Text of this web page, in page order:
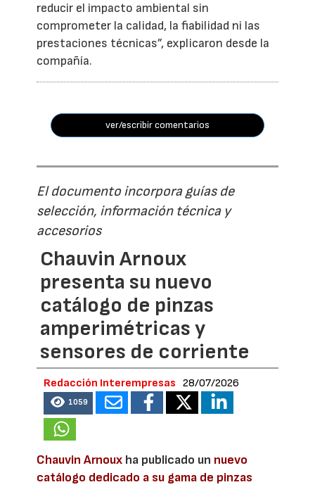
reducir el impacto ambiental sin
comprometer la calidad, la fiabilidad ni las
prestaciones técnicas”, explicaron desde la
compañía.
ver/escribir comentarios
El documento incorpora guías de
selección, información técnica y
accesorios
Chauvin Arnoux
presenta su nuevo
catálogo de pinzas
amperimétricas y
sensores de corriente
Redacción Interempresas 28/07/2026
1059
Chauvin Arnoux ha publicado un nuevo
catálogo dedicado a su gama de pinzas